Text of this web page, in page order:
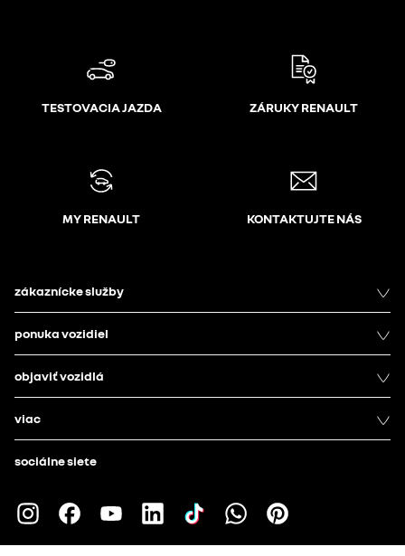
TESTOVACIA JAZDA ZÁRUKY RENAULT
MY RENAULT KONTAKTUJTE NÁS
zákaznícke služby
ponuka vozidiel
objaviť vozidlá
viac
sociálne siete